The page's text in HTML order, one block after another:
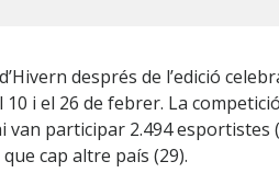
després de l’edició
i el 26 de febrer. La
participar 2.494 esportistes
cap altre país (29).